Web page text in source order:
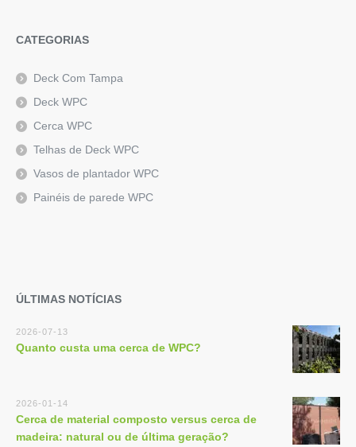
CATEGORIAS
Deck Com Tampa
Deck WPC
Cerca WPC
Telhas de Deck WPC
Vasos de plantador WPC
Painéis de parede WPC
ÚLTIMAS NOTÍCIAS
2026-07-13
Quanto custa uma cerca de WPC?
2026-01-14
Cerca de material composto versus cerca de
madeira: natural ou de última geração?